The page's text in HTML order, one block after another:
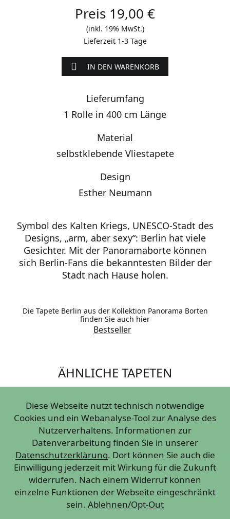
Preis 19,00 €
(inkl. 19% MwSt.)
Lieferzeit 1-3 Tage
IN DEN WARENKORB
Lieferumfang
1 Rolle in 400 cm Länge
Material
selbstklebende Vliestapete
Design
Esther Neumann
Symbol des Kalten Kriegs, UNESCO-Stadt des
Designs, „arm, aber sexy“: Berlin hat viele
Gesichter. Mit der Panoramaborte können
sich Berlin-Fans die bekanntesten Bilder der
Stadt nach Hause holen.
Die Tapete Berlin aus der Kollektion Panorama Borten
finden Sie auch hier
Bestseller
ÄHNLICHE TAPETEN
Diese Webseite nutzt technisch notwendige
Cookies und ein Webanalyse-Tool zur Analyse des
Nutzerverhaltens. Informationen zur
Datenverarbeitung finden Sie in unserer
Datenschutzerklärung. Dort können Sie auch die
Einwilligung jederzeit mit Wirkung für die Zukunft
widerrufen. Nach einem Widerruf können
einzelne Funktionen der Webseite eingeschränkt
sein. Ablehnen/Opt-Out